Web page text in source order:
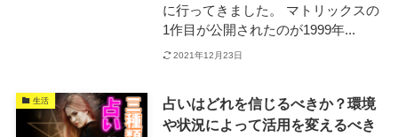
に行ってきました。 マトリックスの
1作目が公開されたのが1999年...
2021年12月23日
生活
占いはどれを信じるべきか？環境
や状況によって活用を変えるべき